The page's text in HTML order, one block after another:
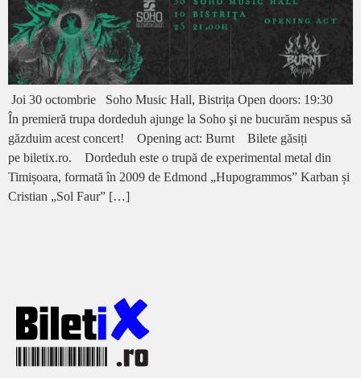
Joi 30 octombrie Soho Music Hall, Bistrița Open doors: 19:30
În premieră trupa dordeduh ajunge la Soho şi ne bucurăm nespus să
găzduim acest concert! Opening act: Burnt Bilete găsiți
pe biletix.ro. ️Dordeduh este o trupă de experimental metal din
Timișoara, formată în 2009 de Edmond „Hupogrammos” Karban și
Cristian „Sol Faur” […]